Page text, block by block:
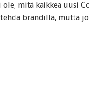
ole, mitä kaikkea uusi
brändillä, mutta